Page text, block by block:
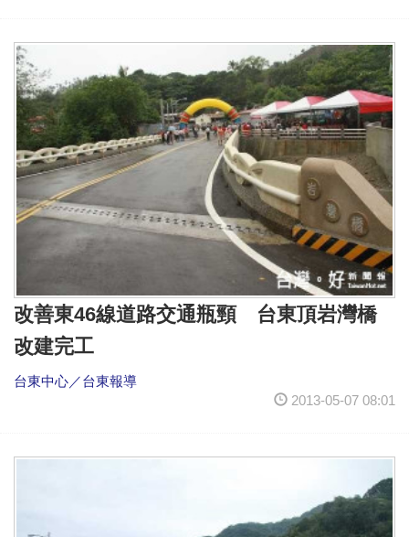
改善東46線道路交通瓶頸 台東頂岩灣橋
改建完工
台東中心／台東報導
2013-05-07 08:01